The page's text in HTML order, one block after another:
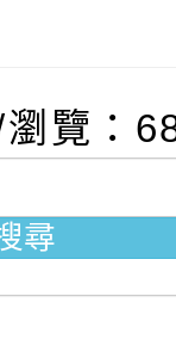
屬同仁
學校退
115年
庭教育
孫樂
絕-
下一
體」
留職
一案
學
代課
度國
定一
及學
教育
府腸
大
質
覽：
尋